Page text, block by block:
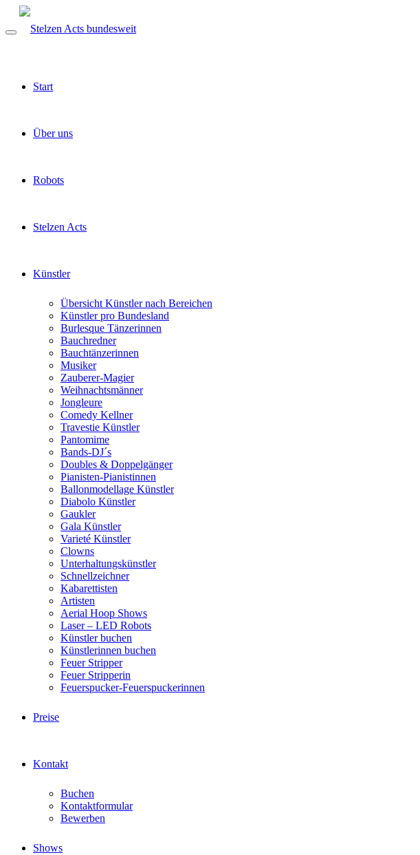
Start
Über uns
Robots
Stelzen Acts
Künstler
Übersicht Künstler nach Bereichen
Künstler pro Bundesland
Burlesque Tänzerinnen
Bauchredner
Bauchtänzerinnen
Musiker
Zauberer-Magier
Weihnachtsmänner
Jongleure
Comedy Kellner
Travestie Künstler
Pantomime
Bands-DJ´s
Doubles & Doppelgänger
Pianisten-Pianistinnen
Ballonmodellage Künstler
Diabolo Künstler
Gaukler
Gala Künstler
Varieté Künstler
Clowns
Unterhaltungskünstler
Schnellzeichner
Kabarettisten
Artisten
Aerial Hoop Shows
Laser – LED Robots
Künstler buchen
Künstlerinnen buchen
Feuer Stripper
Feuer Stripperin
Feuerspucker-Feuerspuckerinnen
Preise
Kontakt
Buchen
Kontaktformular
Bewerben
Shows